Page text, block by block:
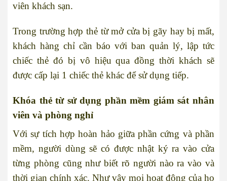
viên khách sạn.
Trong trường hợp thẻ từ mở cửa bị gãy hay bị mất,
khách hàng chỉ cần báo với ban quản lý, lập tức
chiếc thẻ đó bị vô hiệu qua đồng thời khách sẽ
được cấp lại 1 chiếc thẻ khác để sử dụng tiếp.
Khóa thẻ từ sử dụng phần mềm giám sát nhân
viên và phòng nghỉ
Với sự tích hợp hoàn hảo giữa phần cứng và phần
mềm, người dùng sẽ có được nhật ký ra vào cửa
từng phòng cũng như biết rõ người nào ra vào và
thời gian chính xác. Như vậy mọi hoạt động của họ